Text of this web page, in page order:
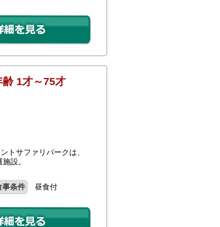
1才～75才
トサファリパークは、
設。
事条件 昼食付